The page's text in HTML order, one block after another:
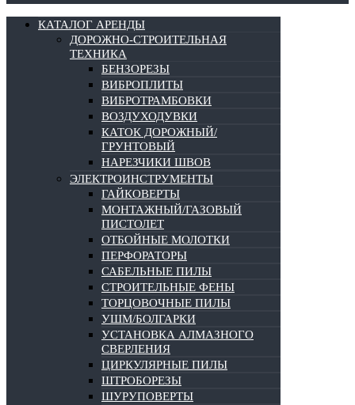
КАТАЛОГ АРЕНДЫ
ДОРОЖНО-СТРОИТЕЛЬНАЯ
ТЕХНИКА
БЕНЗОРЕЗЫ
ВИБРОПЛИТЫ
ВИБРОТРАМБОВКИ
ВОЗДУХОДУВКИ
КАТОК ДОРОЖНЫЙ/
ГРУНТОВЫЙ
НАРЕЗЧИКИ ШВОВ
ЭЛЕКТРОИНСТРУМЕНТЫ
ГАЙКОВЕРТЫ
МОНТАЖНЫЙ/ГАЗОВЫЙ
ПИСТОЛЕТ
ОТБОЙНЫЕ МОЛОТКИ
ПЕРФОРАТОРЫ
САБЕЛЬНЫЕ ПИЛЫ
СТРОИТЕЛЬНЫЕ ФЕНЫ
ТОРЦОВОЧНЫЕ ПИЛЫ
УШМ/БОЛГАРКИ
УСТАНОВКА АЛМАЗНОГО
СВЕРЛЕНИЯ
ЦИРКУЛЯРНЫЕ ПИЛЫ
ШТРОБОРЕЗЫ
ШУРУПОВЕРТЫ